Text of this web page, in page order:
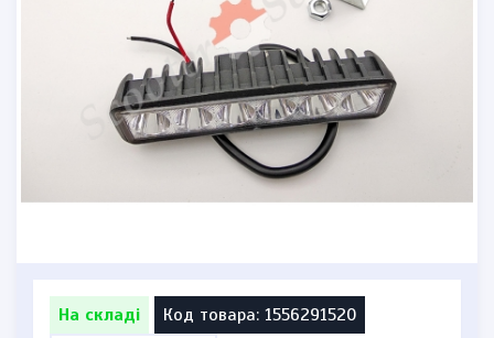
На складі
Код товара: 1556291520